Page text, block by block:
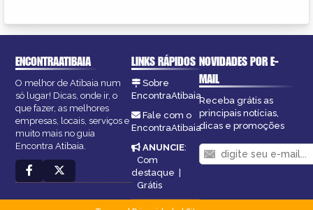
ENCONTRAATIBAIA
O melhor de Atibaia num
só lugar! Dicas, onde ir, o
que fazer, as melhores
empresas, locais, serviços e
muito mais no guia
Encontra Atibaia.
LINKS RÁPIDOS
Sobre
EncontraAtibaia
Fale com o
EncontraAtibaia
ANUNCIE:
Com
destaque |
Grátis
NOVIDADES POR E-
MAIL
Receba grátis as
principais notícias,
dicas e promoções